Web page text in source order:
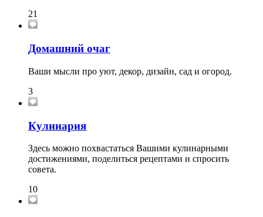
21
Домашний очаг
Ваши мысли про уют, декор, дизайн, сад и огород.
3
Кулинария
Здесь можно похвастаться Вашими кулинарными
достижениями, поделиться рецептами и спросить
совета.
10